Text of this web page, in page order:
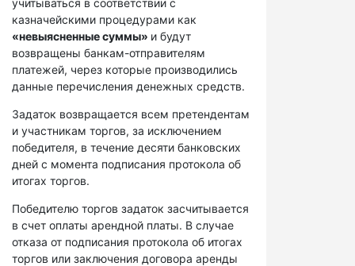
учитываться в соответствии с
казначейскими процедурами как
«невыясненные суммы» и будут
возвращены банкам-отправителям
платежей, через которые производились
данные перечисления денежных средств.
Задаток возвращается всем претендентам
и участникам торгов, за исключением
победителя, в течение десяти банковских
дней с момента подписания протокола об
итогах торгов.
Победителю торгов задаток засчитывается
в счет оплаты арендной платы. В случае
отказа от подписания протокола об итогах
торгов или заключения договора аренды